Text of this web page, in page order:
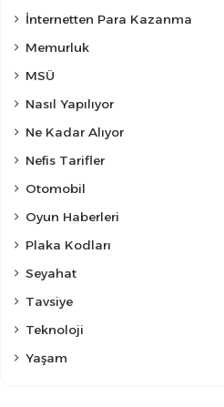
İnternetten Para Kazanma
Memurluk
MSÜ
Nasıl Yapılıyor
Ne Kadar Alıyor
Nefis Tarifler
Otomobil
Oyun Haberleri
Plaka Kodları
Seyahat
Tavsiye
Teknoloji
Yaşam